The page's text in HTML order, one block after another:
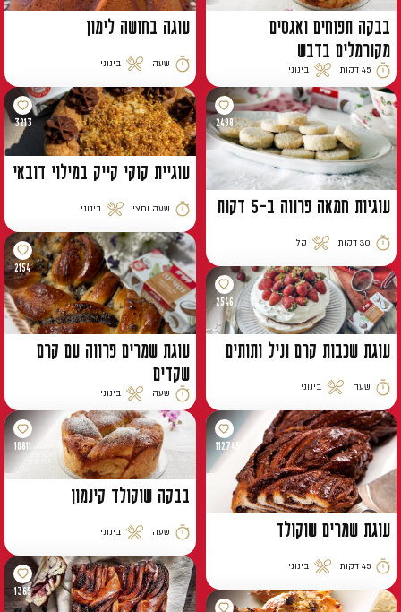
בבקה תפוחים ואגסים
מקורמלים בדבש
זמן הכנה
45 דקות
רמת קושי
בינוני
עוגה בחושה לימון
זמן הכנה
שעה
רמת קושי
בינוני
2498
עוגיות חמאה פרווה ב-5 דקות
זמן הכנה
30 דקות
רמת קושי
קל
3213
עוגיית קוקי קייק במילוי דובאי
זמן הכנה
שעה וחצי
רמת קושי
בינוני
2546
עוגת שכבות קרם וניל ותותים
זמן הכנה
שעה
רמת קושי
בינוני
2154
עוגת שמרים פרווה עם קרם
שקדים
זמן הכנה
שעה
רמת קושי
בינוני
112745
עוגת שמרים שוקולד
זמן הכנה
45 דקות
רמת קושי
בינוני
10811
בבקה שוקולד קינמון
זמן הכנה
שעה
רמת קושי
בינוני
1365